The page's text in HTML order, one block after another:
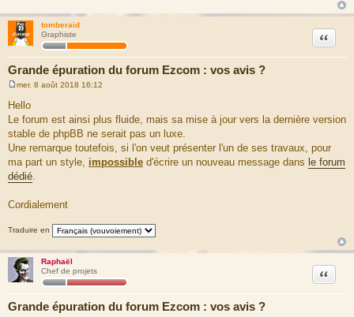
tomberaid
Graphiste
Grande épuration du forum Ezcom : vos avis ?
Citation
e
s
s
a
g
e
mer. 8 août 2018 16:12
Hello
Le forum est ainsi plus fluide, mais sa mise à jour vers la dernière version
stable de phpBB ne serait pas un luxe.
Une remarque toutefois, si l'on veut présenter l'un de ses travaux, pour
ma part un style, impossible d'écrire un nouveau message dans le forum
dédié.
Cordialement
Traduire en
Raphaël
Chef de projets
Grande épuration du forum Ezcom : vos avis ?
Citation